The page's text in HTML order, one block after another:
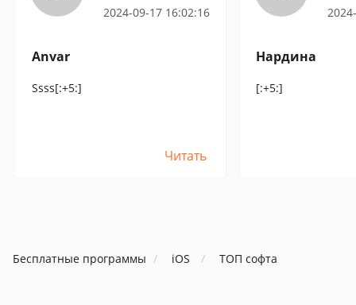
2024-09-17 16:02:16
Anvar
Ssss[:+5:]
Читать
Нардина
[:+5:]
Бесплатные программы iOS ТОП софта